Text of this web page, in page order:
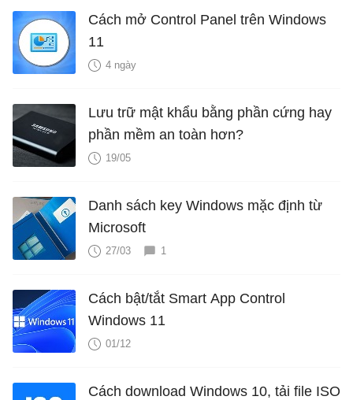
Cách mở Control Panel trên Windows
11
4 ngày
Lưu trữ mật khẩu bằng phần cứng hay
phần mềm an toàn hơn?
19/05
Danh sách key Windows mặc định từ
Microsoft
27/03 1
Cách bật/tắt Smart App Control
Windows 11
01/12
Cách download Windows 10, tải file ISO